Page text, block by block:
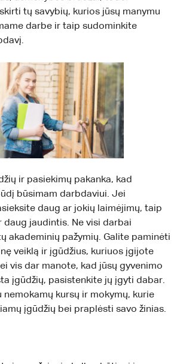
tų savybių, kurios jūsų manymu
darbe ir taip sudominkite
ir pasiekimų pakanka, kad
būsimam darbdaviui. Jei
daug ar jokių laimėjimų, taip
daug jaudintis. Ne visi darbai
akademinių pažymių. Galite paminėti
veiklą ir įgūdžius, kuriuos įgijote
vis dar manote, kad jūsų gyvenimo
įgūdžių, pasistenkite jų įgyti dabar.
nemokamų kursų ir mokymų, kurie
įgūdžių bei praplėsti savo žinias.